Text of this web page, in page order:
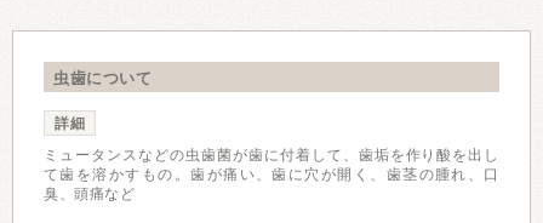
虫歯について
詳細
ミュータンスなどの虫歯菌が歯に付着して、歯垢を作り酸を出し
て歯を溶かすもの。歯が痛い、歯に穴が開く、歯茎の腫れ、口
臭、頭痛など